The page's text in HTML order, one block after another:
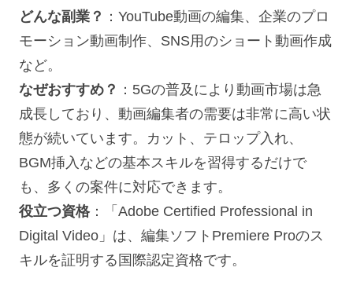
どんな副業？ ：YouTube動画の編集、企業のプロ
モーション動画制作、SNS用のショート動画作成
など。
なぜおすすめ？ ：5Gの普及により動画市場は急
成長しており、動画編集者の需要は非常に高い状
態が続いています。カット、テロップ入れ、
BGM挿入などの基本スキルを習得するだけで
も、多くの案件に対応できます。
役立つ資格：「Adobe Certified Professional in
Digital Video」は、編集ソフトPremiere Proのス
キルを証明する国際認定資格です。